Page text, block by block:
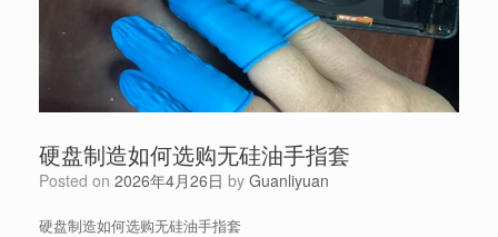
硬盘制造如何选购无硅油手指套
Posted on 2026年4月26日 by Guanliyuan
硬盘制造如何选购无硅油手指套